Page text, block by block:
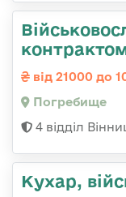
від 21000 до
Погребище
4 відділ
Кухар,